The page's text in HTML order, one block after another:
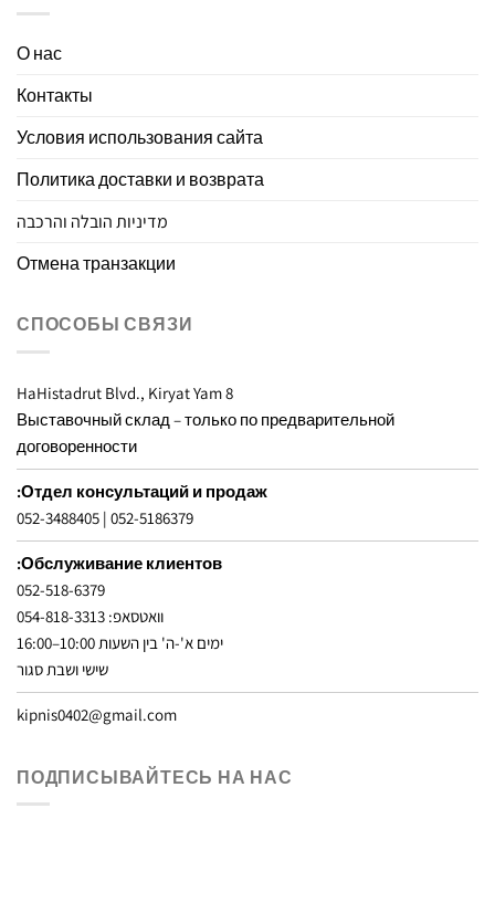
О нас
Контакты
Условия использования сайта
Политика доставки и возврата
מדיניות הובלה והרכבה
Отмена транзакции
СПОСОБЫ СВЯЗИ
8 HaHistadrut Blvd., Kiryat Yam
Выставочный склад – только по предварительной
договоренности
Отдел консультаций и продаж:
052-5186379
|
052-3488405
Обслуживание клиентов:
052-518-6379
וואטסאפ: 054-818-3313
ימים א'-ה' בין השעות 10:00–16:00
שישי ושבת סגור
kipnis0402@gmail.com
ПОДПИСЫВАЙТЕСЬ НА НАС